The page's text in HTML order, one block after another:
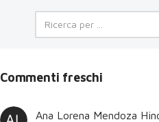
Commenti freschi
Ana Lorena Mendoza